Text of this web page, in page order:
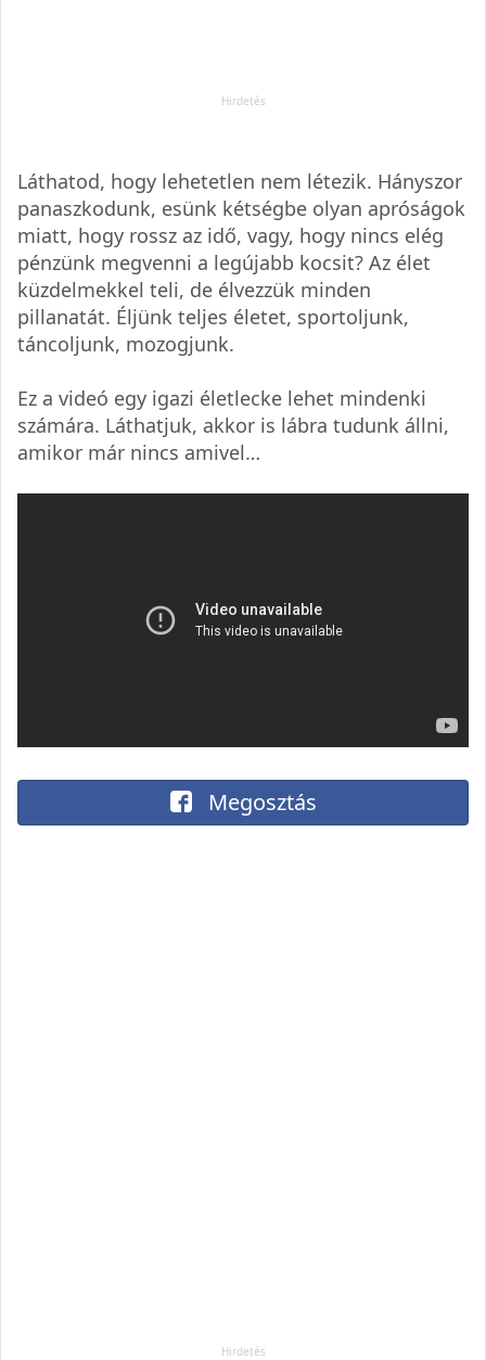
Láthatod, hogy lehetetlen nem létezik. Hányszor
panaszkodunk, esünk kétségbe olyan apróságok
miatt, hogy rossz az idő, vagy, hogy nincs elég
pénzünk megvenni a legújabb kocsit? Az élet
küzdelmekkel teli, de élvezzük minden
pillanatát. Éljünk teljes életet, sportoljunk,
táncoljunk, mozogjunk.
Ez a videó egy igazi életlecke lehet mindenki
számára. Láthatjuk, akkor is lábra tudunk állni,
amikor már nincs amivel…
Megosztás